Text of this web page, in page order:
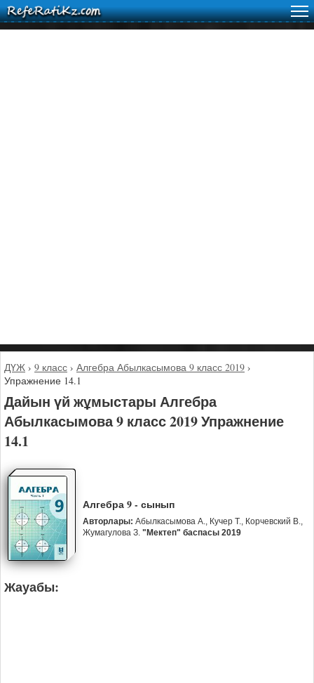
ДҮЖ › 9 класс › Алгебра Абылкасымова 9 класс 2019 ›
Упражнение 14.1
Дайын үй жұмыстары Алгебра
Абылкасымова 9 класс 2019 Упражнение
14.1
Алгебра 9 - сынып
Авторлары: Абылкасымова А., Кучер Т., Корчевский В.,
Жумагулова З. "Мектеп" баспасы 2019
Жауабы: